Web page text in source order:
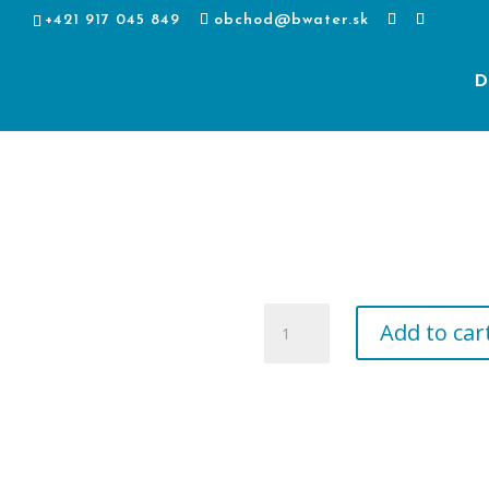
+421 917 045 849 obchod@bwater.sk
Speedbox
Add to